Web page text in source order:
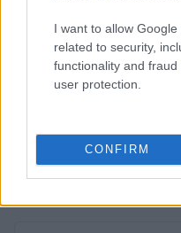
I want to allow
related to security,
functionality and
user protection.
CONFIRM
FIIs de tijolo e papel: guia
proprietário